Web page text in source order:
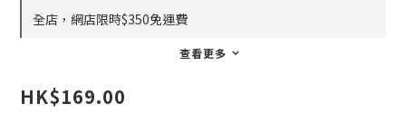
全店，網店限時$350免運費
查看更多
HK$169.00